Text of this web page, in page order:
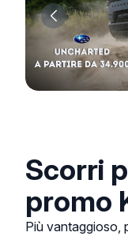
Scorri
promo
Più vantaggioso,